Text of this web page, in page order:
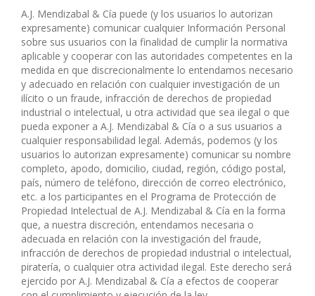
A.J. Mendizabal & Cía puede (y los usuarios lo autorizan
expresamente) comunicar cualquier Información Personal
sobre sus usuarios con la finalidad de cumplir la normativa
aplicable y cooperar con las autoridades competentes en la
medida en que discrecionalmente lo entendamos necesario
y adecuado en relación con cualquier investigación de un
ilícito o un fraude, infracción de derechos de propiedad
industrial o intelectual, u otra actividad que sea ilegal o que
pueda exponer a A.J. Mendizabal & Cía o a sus usuarios a
cualquier responsabilidad legal. Además, podemos (y los
usuarios lo autorizan expresamente) comunicar su nombre
completo, apodo, domicilio, ciudad, región, código postal,
país, número de teléfono, dirección de correo electrónico,
etc. a los participantes en el Programa de Protección de
Propiedad Intelectual de A.J. Mendizabal & Cía en la forma
que, a nuestra discreción, entendamos necesaria o
adecuada en relación con la investigación del fraude,
infracción de derechos de propiedad industrial o intelectual,
piratería, o cualquier otra actividad ilegal. Este derecho será
ejercido por A.J. Mendizabal & Cía a efectos de cooperar